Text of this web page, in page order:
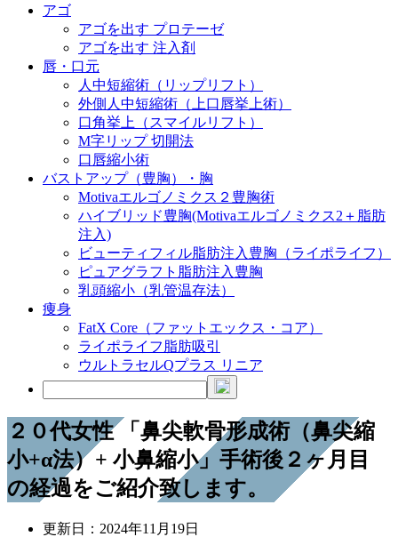
アゴ
アゴを出す プロテーゼ
アゴを出す 注入剤
唇・口元
人中短縮術（リップリフト）
外側人中短縮術（上口唇挙上術）
口角挙上（スマイルリフト）
M字リップ 切開法
口唇縮小術
バストアップ（豊胸）・胸
Motivaエルゴノミクス２豊胸術
ハイブリッド豊胸(Motivaエルゴノミクス2＋脂肪
注入)
ビューティフィル脂肪注入豊胸（ライポライフ）
ピュアグラフト脂肪注入豊胸
乳頭縮小（乳管温存法）
痩身
FatX Core（ファットエックス・コア）
ライポライフ脂肪吸引
ウルトラセルQプラス リニア
２０代女性 「鼻尖軟骨形成術（鼻尖縮
小+α法）+ 小鼻縮小」手術後２ヶ月目
の経過をご紹介致します。
更新日： 2024年11月19日